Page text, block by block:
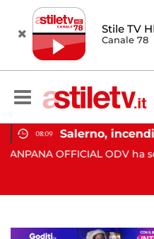
Stile TV
Canale 78
Salerno, incendio vicino ad un traliccio: tempestivi i soccorsi
ha segnalato al 115 un